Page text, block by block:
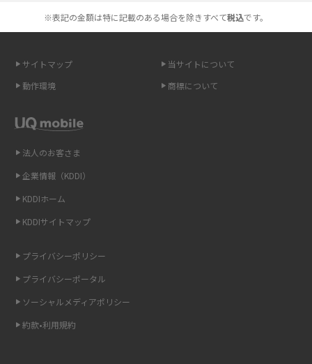
高校生にスマホ制限は必要？所持率やメリット・デメリットを詳しく紹介
トを解説
スマホや携帯端末の通信速度制限とは？回避のコツや解除のタイミング・
LINEの通知がこない時の原因と対処法9選！設定の確認手順も解説
スマホのウィジェットとは？iPhone・Androidの設定方法やおススメを紹
リプライ機能とは？LINE、X（旧Twitter）、Instagram、TikTokで送る方法
※表記の金額は特に記載のある場合を除きすべて税込です。
サイトマップ
当サイトについて
動作環境
商標について
法人のお客さま
企業情報（KDDI）
KDDIホーム
KDDIサイトマップ
プライバシーポリシー
プライバシーポータル
ソーシャルメディアポリシー
約款•利用規約